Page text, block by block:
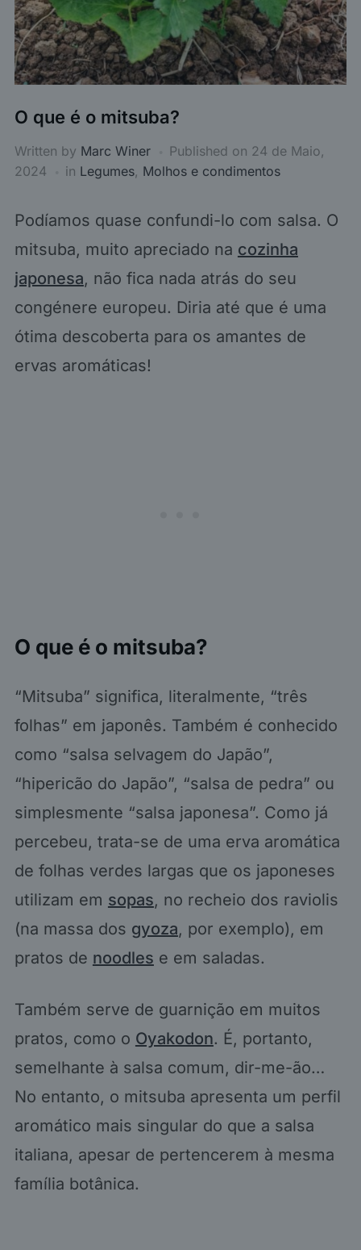
O que é o mitsuba?
Written by Marc Winer Published on 24 de Maio,
2024
in Legumes, Molhos e condimentos
Podíamos quase confundi-lo com salsa. O
mitsuba, muito apreciado na cozinha
japonesa, não fica nada atrás do seu
congénere europeu. Diria até que é uma
ótima descoberta para os amantes de
ervas aromáticas!
O que é o mitsuba?
“Mitsuba” significa, literalmente, “três
folhas” em japonês. Também é conhecido
como “salsa selvagem do Japão”,
“hipericão do Japão”, “salsa de pedra” ou
simplesmente “salsa japonesa”. Como já
percebeu, trata-se de uma erva aromática
de folhas verdes largas que os japoneses
utilizam em sopas, no recheio dos raviolis
(na massa dos gyoza, por exemplo), em
pratos de noodles e em saladas.
Também serve de guarnição em muitos
pratos, como o Oyakodon. É, portanto,
semelhante à salsa comum, dir-me-ão…
No entanto, o mitsuba apresenta um perfil
aromático mais singular do que a salsa
italiana, apesar de pertencerem à mesma
família botânica.